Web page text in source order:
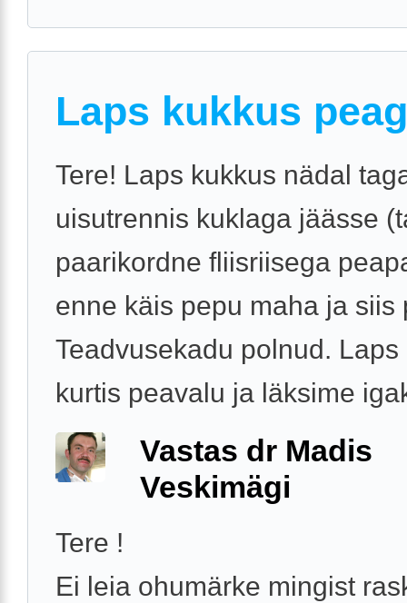
Laps kukkus
Tere! Laps kukkus nädal
uisutrennis kuklaga jäässe
paarikordne fliisriisega
enne käis pepu maha ja siis
Teadvusekadu polnud. Laps
kurtis peavalu ja läksime
Vastas dr Madis
Veskimägi
Tere !
Ei leia ohumärke mingist